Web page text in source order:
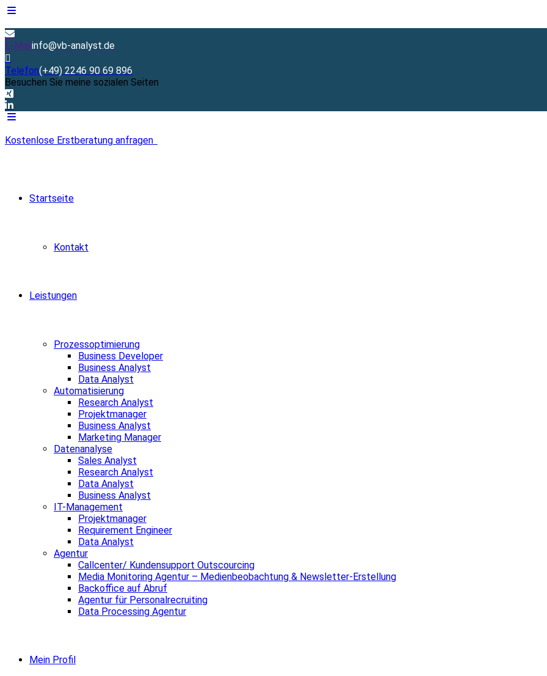
E-Mailinfo@vb-analyst.de
Telefon(+49) 2246 90 69 896
Besuchen Sie meine sozialen Seiten
Kostenlose Erstberatung anfragen
Startseite
Kontakt
Leistungen
Prozessoptimierung
Business Developer
Business Analyst
Data Analyst
Automatisierung
Research Analyst
Projektmanager
Business Analyst
Marketing Manager
Datenanalyse
Sales Analyst
Research Analyst
Data Analyst
Business Analyst
IT-Management
Projektmanager
Requirement Engineer
Data Analyst
Agentur
Callcenter/ Kundensupport Outscourcing
Media Monitoring Agentur – Medienbeobachtung & Newsletter-Erstellung
Backoffice auf Abruf
Agentur für Personalrecruiting
Data Processing Agentur
Mein Profil